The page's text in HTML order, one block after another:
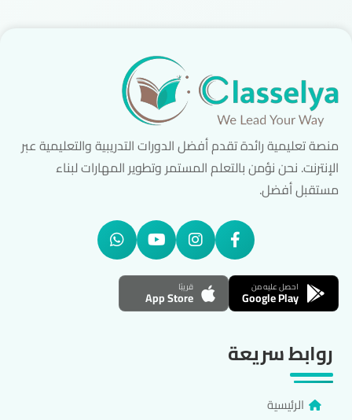
منصة تعليمية رائدة تقدم أفضل الدورات التدريبية والتعليمية عبر
الإنترنت. نحن نؤمن بالتعلم المستمر وتطوير المهارات لبناء
مستقبل أفضل.
احصل عليه من
Google Play
قريبًا
App Store
روابط سريعة
الرئيسية